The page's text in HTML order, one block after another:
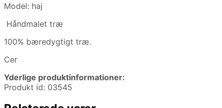
Model: haj
Håndmalet træ
100% bæredygtigt træ.
Cer
Yderlige produktinformationer:
Produkt id: 03545